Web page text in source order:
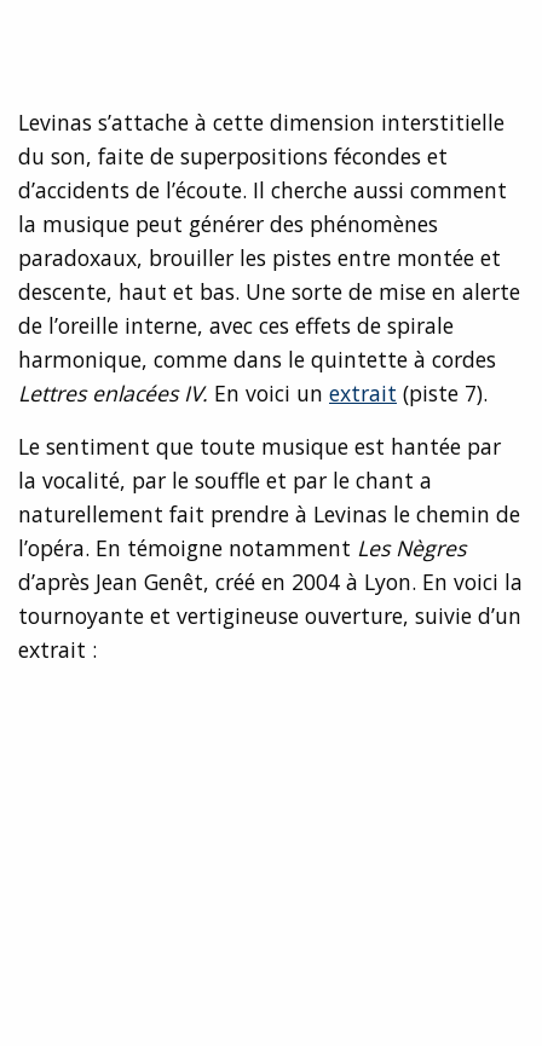
Levinas s’attache à cette dimension interstitielle
du son, faite de superpositions fécondes et
d’accidents de l’écoute. Il cherche aussi comment
la musique peut générer des phénomènes
paradoxaux, brouiller les pistes entre montée et
descente, haut et bas. Une sorte de mise en alerte
de l’oreille interne, avec ces effets de spirale
harmonique, comme dans le quintette à cordes
Lettres enlacées IV. En voici un extrait (piste 7).
Le sentiment que toute musique est hantée par
la vocalité, par le souffle et par le chant a
naturellement fait prendre à Levinas le chemin de
l’opéra. En témoigne notamment Les Nègres
d’après Jean Genêt, créé en 2004 à Lyon. En voici la
tournoyante et vertigineuse ouverture, suivie d’un
extrait :